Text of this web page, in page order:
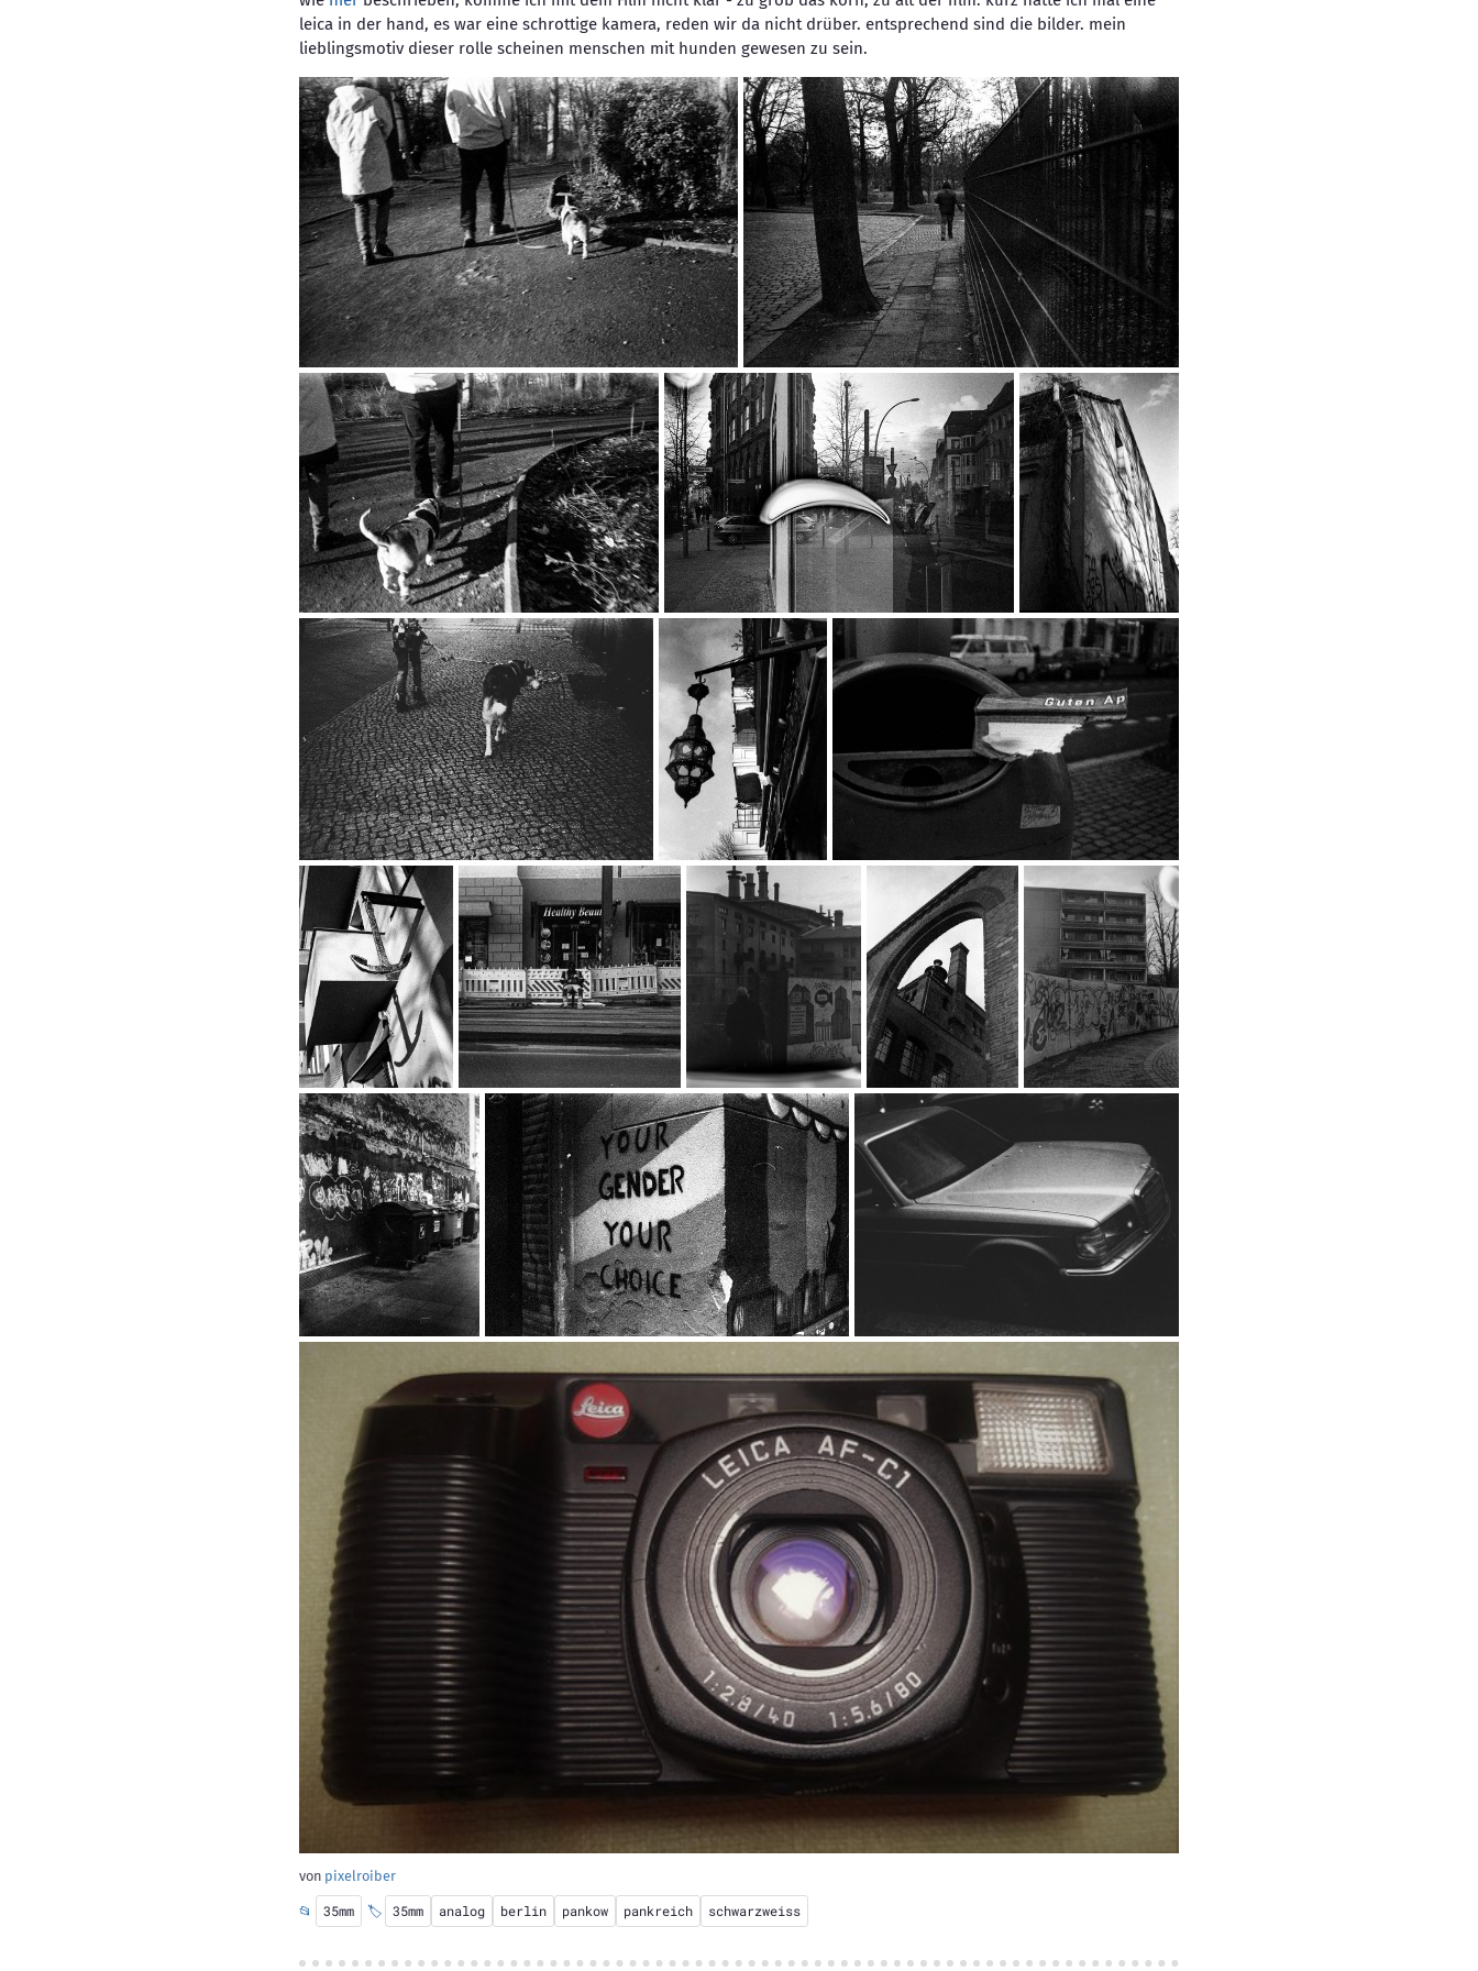
leica in der hand, es war eine schrottige kamera, reden wir da nicht drüber. entsprechend sind die bilder. mein
lieblingsmotiv dieser rolle scheinen menschen mit hunden gewesen zu sein.
von pixelroiber
📂 35mm 🏷️ 35mm analog berlin pankow pankreich schwarzweiss